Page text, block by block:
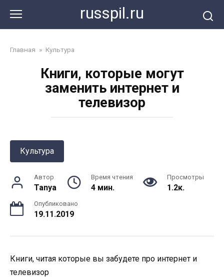
контенту
russpil.ru
Главная » Культура
Книги, которые могут
заменить интернет и
телевизор
Культура
Автор
Tanya
Время чтения
4 мин.
Просмотры
1.2к.
Опубликовано
19.11.2019
Книги, читая которые вы забудете про интернет и
телевизор